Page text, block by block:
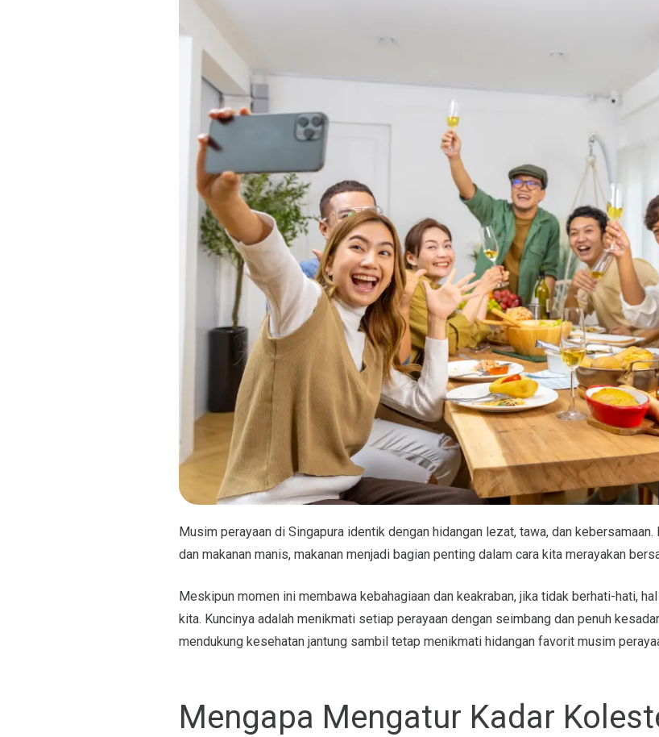
Musim perayaan di Singapura identik dengan hidangan lezat, tawa, dan
dan makanan manis, makanan menjadi bagian penting dalam cara kita merayakan
Meskipun momen ini membawa kebahagiaan dan keakraban, jika tidak berhati-hati,
kita. Kuncinya adalah menikmati setiap perayaan dengan seimbang dan penuh
mendukung kesehatan jantung sambil tetap menikmati hidangan favorit musim
Mengapa Mengatur Kadar